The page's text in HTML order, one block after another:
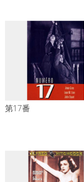
第17番